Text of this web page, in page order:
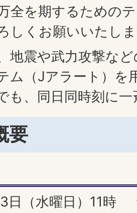
全を期するための
しくお願いいたし
地震や武力攻撃な
ム（Jアラート）を
も、同日同時刻に
要
日（水曜日）11時